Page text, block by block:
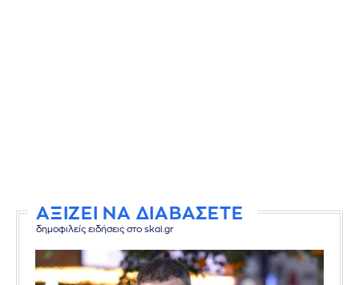
ΑΞΙΖΕΙ ΝΑ ΔΙΑΒΑΣΕΤΕ
δημοφιλείς ειδήσεις στο skai.gr